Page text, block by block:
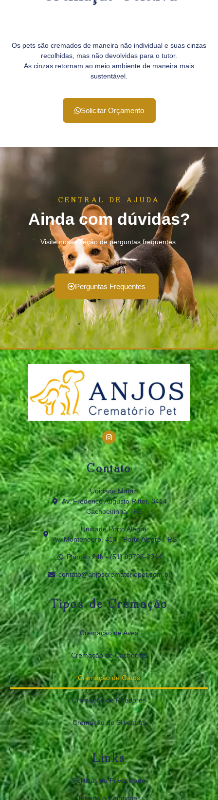
Os pets são cremados de maneira não individual e suas cinzas
recolhidas, mas não devolvidas para o tutor.
As cinzas retornam ao meio ambiente de maneira mais
sustentável.
Solicitar Orçamento
CENTRAL DE AJUDA
Ainda com dúvidas?
Visite nossa seção de perguntas frequentes.
Perguntas Frequentes
Contato
Unidade Matriz:
Av. Frederico Augusto Ritter, 3414
Cachoeirinha - RS
Unidade Porto Alegre:
Av. Montenegro, 414 - Porto Alegre - RS
Plantão 24h - (51) 99726‑2944
contato@anjoscrematoriopet.com.br
Tipos de Cremação
Cremação de Aves
Cremação de Cachorros
Cremação de Gatos
Cremação de Roedores
Cremação de Silvestres
Links
Politicas de Privacidade
Termos e Condições